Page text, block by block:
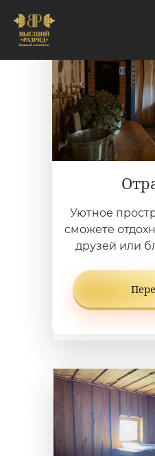
Уютное
сможете
друзей или